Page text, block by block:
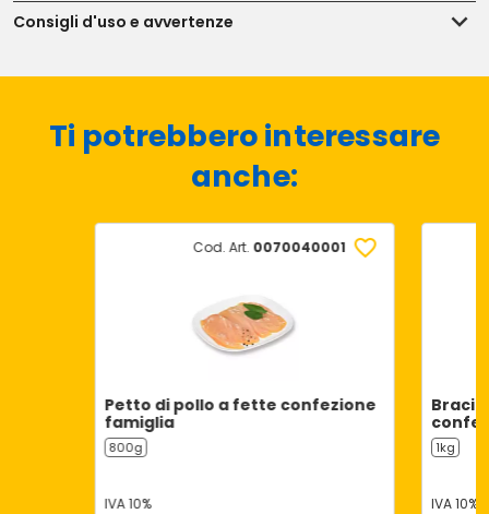
Consigli d'uso e avvertenze
Ti potrebbero interessare
anche:
Cod. Art. 0070040001
Petto di pollo a fette confezione
famiglia
800g
IVA 10%
1kg
IVA 10%